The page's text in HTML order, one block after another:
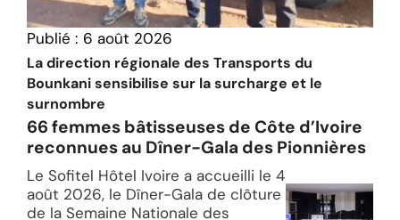
Publié : 6 août 2026
La direction régionale des Transports du
Bounkani sensibilise sur la surcharge et le
surnombre
66 femmes bâtisseuses de Côte d’Ivoire
reconnues au Dîner-Gala des Pionnières
Le Sofitel Hôtel Ivoire a accueilli le 4
août 2026, le Dîner-Gala de clôture
de la Semaine Nationale des